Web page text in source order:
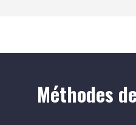
Méthodes